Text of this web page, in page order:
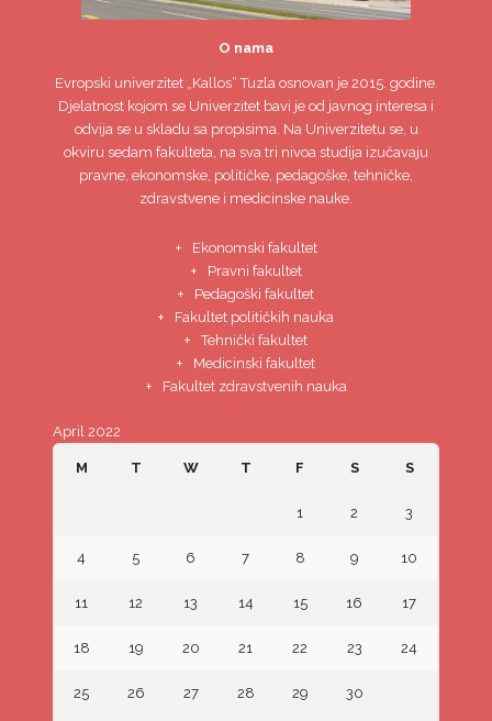
O nama
Evropski univerzitet„Kallos“ Tuzla osnovan je 2015. godine.
Djelatnost kojom se Univerzitet bavi je od javnog interesa i
odvija se u skladu sa propisima. Na Univerzitetu se, u
okviru sedam fakulteta, na sva tri nivoa studija izučavaju
pravne, ekonomske, političke, pedagoške, tehničke,
zdravstvene i medicinske nauke.
Ekonomski fakultet
Pravni fakultet
Pedagoški fakultet
Fakultet političkih nauka
Tehnički fakultet
Medicinski fakultet
Fakultet zdravstvenih nauka
April 2022
M T W T F S S
1 2 3
4 5 6 7 8 9 10
11 12 13 14 15 16 17
18 19 20 21 22 23 24
25 26 27 28 29 30